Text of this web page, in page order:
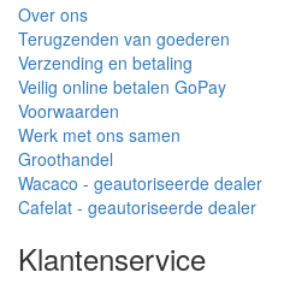
Over ons
Terugzenden van goederen
Verzending en betaling
Veilig online betalen GoPay
Voorwaarden
Werk met ons samen
Groothandel
Wacaco - geautoriseerde dealer
Cafelat - geautoriseerde dealer
Klantenservice